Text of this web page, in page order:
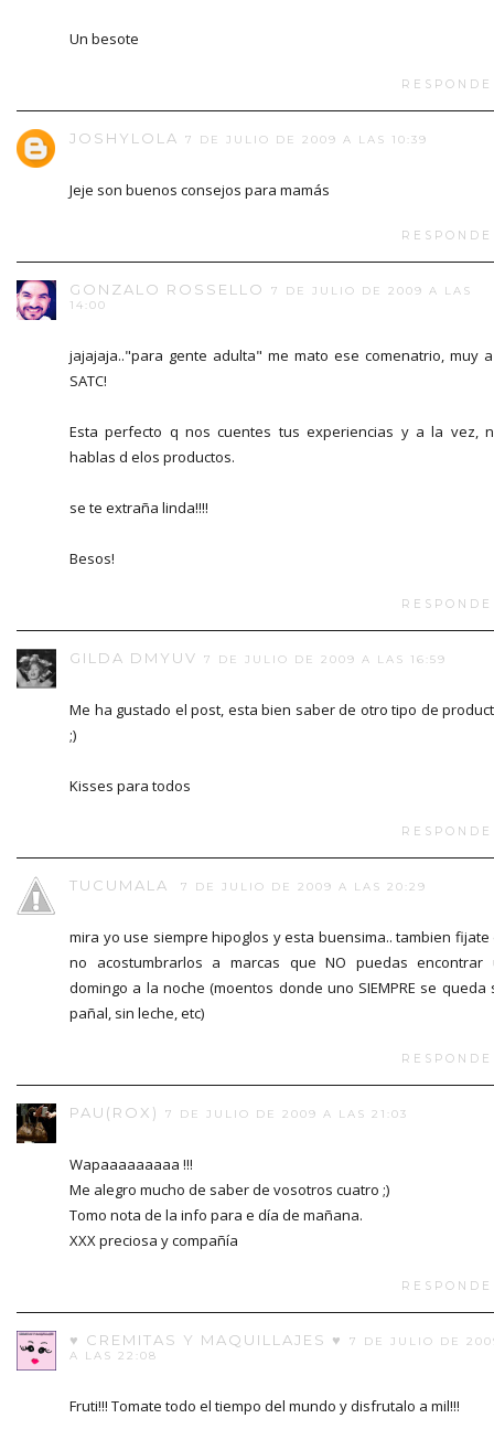
Un besote
JOSHYLOLA 7 DE JULIO DE 2009 A LAS 10:39
Jeje son buenos consejos para mamás
GONZALO ROSSELLO
7 DE JULIO DE 2009 A LAS
14:00
jajajaja.."para gente adulta" me mato ese comenatrio, muy
SATC!
Esta perfecto q nos cuentes tus experiencias y a la vez,
hablas d elos productos.
se te extraña linda!!!!
Besos!
GILDA DMYUV 7 DE JULIO DE 2009 A LAS 16:59
Me ha gustado el post, esta bien saber de otro tipo de
;)
Kisses para todos
TUCUMALA 7 DE JULIO DE 2009 A LAS 20:29
mira yo use siempre hipoglos y esta buensima.. tambien fijate
no acostumbrarlos a marcas que NO puedas encontrar
domingo a la noche (moentos donde uno SIEMPRE se queda
pañal, sin leche, etc)
PAU(ROX) 7 DE JULIO DE 2009 A LAS 21:03
Wapaaaaaaaaa !!!
Me alegro mucho de saber de vosotros cuatro ;)
Tomo nota de la info para e día de mañana.
XXX preciosa y compañía
♥ CREMITAS Y MAQUILLAJES ♥
7 DE JULIO DE
A LAS 22:08
Fruti!!! Tomate todo el tiempo del mundo y disfrutalo a mil!!!